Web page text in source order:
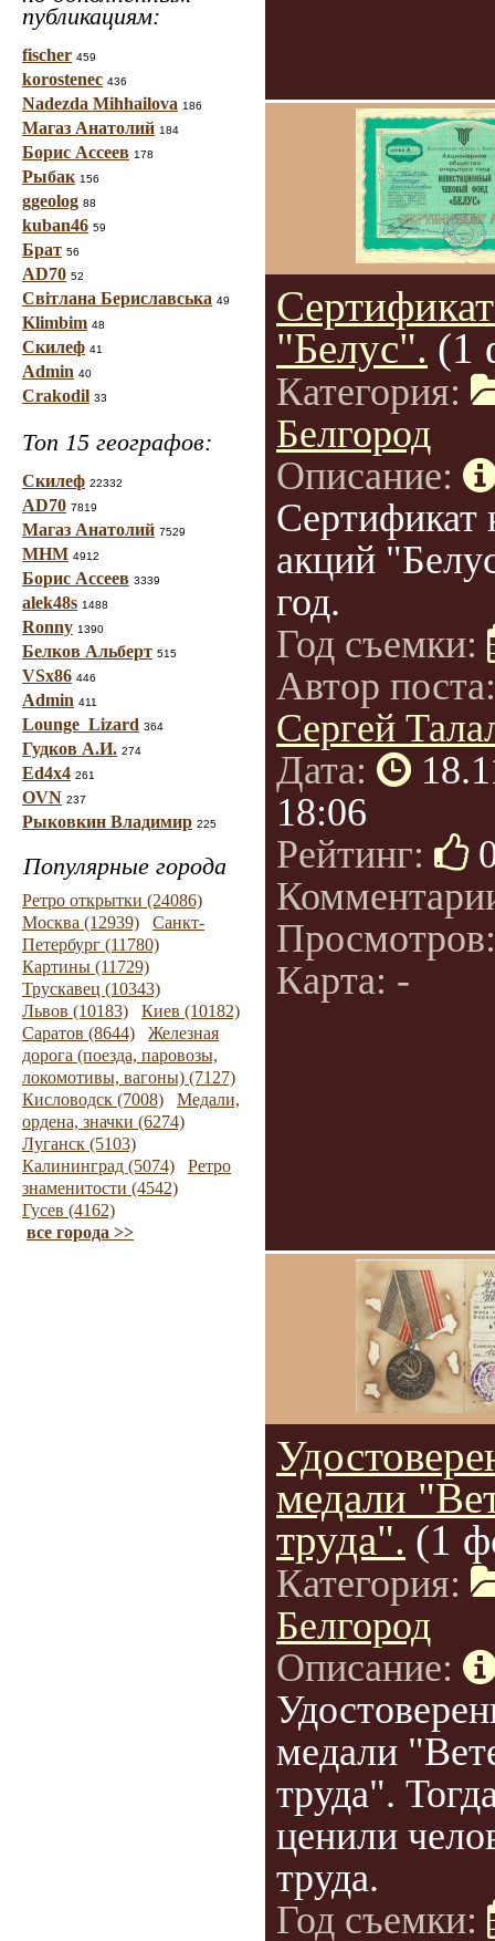
публикациям:
fischer 459
korostenec 436
Nadezda Mihhailova 186
Магаз Анатолий 184
Борис Ассеев 178
Рыбак 156
ggeolog 88
kuban46 59
Брат 56
AD70 52
Світлана Бериславська 49
Klimbim 48
Скилеф 41
Admin 40
Crakodil 33
Топ 15 географов:
Скилеф 22332
AD70 7819
Магаз Анатолий 7529
МНМ 4912
Борис Ассеев 3339
alek48s 1488
Ronny 1390
Белков Альберт 515
VSx86 446
Admin 411
Lounge_Lizard 364
Гудков А.И. 274
Ed4x4 261
OVN 237
Рыковкин Владимир 225
Популярные города
Ретро открытки (24086)
Москва (12939)
Санкт-
Петербург (11780)
Картины (11729)
Трускавец (10343)
Львов (10183)
Киев (10182)
Саратов (8644)
Железная
дорога (поезда, паровозы,
локомотивы, вагоны) (7127)
Кисловодск (7008)
Медали,
ордена, значки (6274)
Луганск (5103)
Калининград (5074)
Ретро
знаменитости (4542)
Гусев (4162)
все города >>
"Белус". (1
Категория:
Белгород
Описание:
Сертификат
акций
год.
Год съемки:
Автор
Сергей
Дата:
18:06
Рейтинг:
Карта: -
медали
труда". (1
Категория:
Белгород
Описание:
медали
труда".
ценили
труда.
Год съемки: